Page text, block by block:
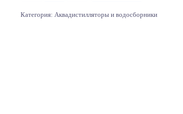
Категория: Аквадистилляторы и водосборники